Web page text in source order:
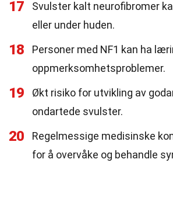
17
Svulster kalt neurofibromer
eller under huden.
18
Personer med NF1 kan ha
oppmerksomhetsproblemer.
19
Økt risiko for utvikling av
ondartede svulster.
20
Regelmessige medisinske
for å overvåke og behandle